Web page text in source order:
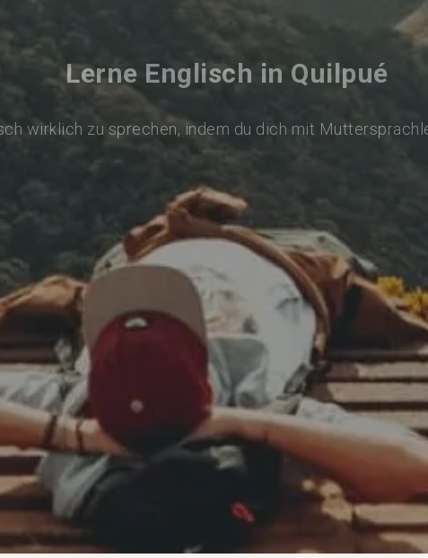
Lerne Englisch in Quilpué
wirklich zu sprechen, indem du dich mit